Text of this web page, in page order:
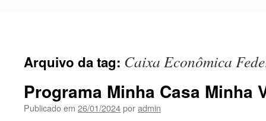
Arquivo da tag: Caixa Econômica
Programa Minha Casa Minha
Publicado em 26/01/2024poradmin